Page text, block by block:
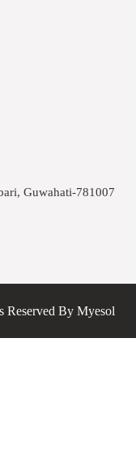
Guwahati-781007
Reserved By Myesol